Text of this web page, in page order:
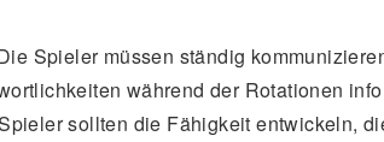
Spieler müssen ständig
während der Rotationen
sollten die Fähigkeit entwickeln,